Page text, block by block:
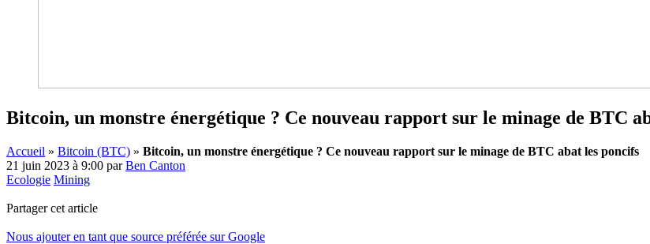
Bitcoin, un monstre énergétique ? Ce nouveau rapport sur le minage de BTC
Accueil » Bitcoin (BTC) » Bitcoin, un monstre énergétique ? Ce nouveau rapport sur le minage de BTC abat les poncifs
21 juin 2023 à 9:00 parBen Canton
Ecologie Mining
Partager cet article
Nous ajouter en tant que source préférée sur Google